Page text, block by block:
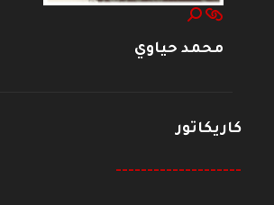
محمد حياوي
كاريكاتور
--------------------